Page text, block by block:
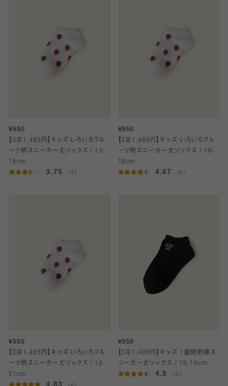
¥550
【3足1,485円】キッズ いろいろフル
ーツ柄スニーカー丈ソックス / 13-
15cm
3.75 （4）
¥550
【3足1,485円】キッズ いろいろフル
ーツ柄スニーカー丈ソックス / 16-
18cm
4.67 （6）
¥550
【3足1,485円】キッズ いろいろフル
ーツ柄スニーカー丈ソックス / 19-
21cm
4.83
¥550
【3足1,485円】キッズ 1週間刺繍ス
ニーカー丈ソックス / 16-18cm
4.5 （2）